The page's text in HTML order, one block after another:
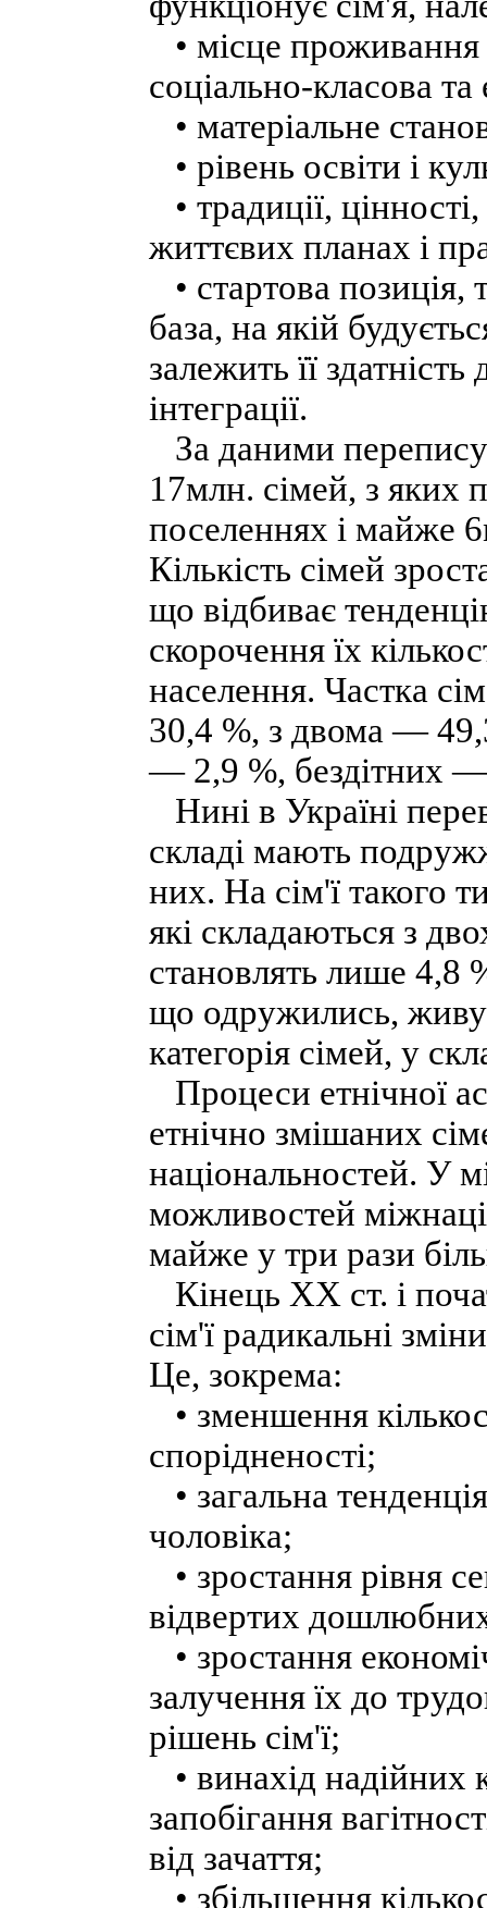
• місце
соціально-класова
• матеріальне
• рівень освіти і
• традиції,
життєвих планах і
• стартова позиція,
база, на якій
залежить її
інтеграції.
За даними перепису
17млн. сімей, з яких
поселеннях і майже
Кількість сімей
що відбиває
скорочення їх
населення. Частка
30,4 %, з двома —
— 2,9 %, бездітних
Нині в Україні
складі мають
них. На сім'ї такого
які складаються з
становлять лише 4,8
що одружились,
категорія сімей, у
Процеси етнічної
етнічно змішаних
національностей. У
можливостей
майже у три рази
Кінець XX ст. і
сім'ї радикальні
Це, зокрема:
• зменшення
спорідненості;
• загальна
чоловіка;
• зростання рівня
відвертих
• зростання
залучення їх до
рішень сім'ї;
• винахід надійних
запобігання
від зачаття;
• збільшення